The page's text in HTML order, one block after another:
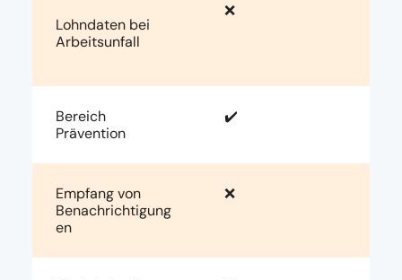
Lohndaten bei
Arbeitsunfall
❌
Bereich
Prävention
✔️
Empfang von
Benachrichtigung
en
❌